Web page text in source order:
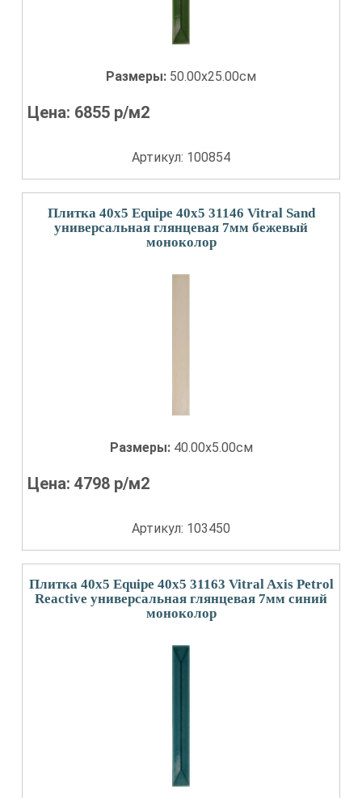
Размеры: 50.00x25.00см
Цена: 6855 р/м2
Артикул: 100854
Плитка 40x5 Equipe 40x5 31146 Vitral Sand
универсальная глянцевая 7мм бежевый
моноколор
Размеры: 40.00x5.00см
Цена:4798 р/м2
Артикул: 103450
Плитка 40x5 Equipe 40x5 31163 Vitral Axis Petrol
Reactive универсальная глянцевая 7мм синий
моноколор